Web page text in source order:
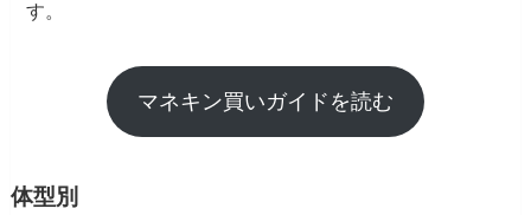
す。
マネキン買いガイドを読む
体型別